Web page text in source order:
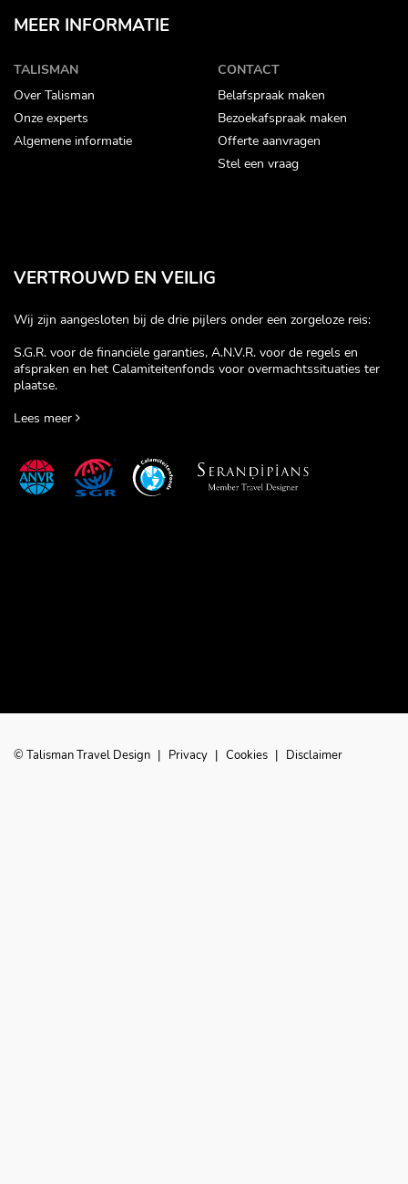
MEER INFORMATIE
TALISMAN
Over Talisman
Onze experts
Algemene informatie
CONTACT
Belafspraak maken
Bezoekafspraak maken
Offerte aanvragen
Stel een vraag
VERTROUWD EN VEILIG
Wij zijn aangesloten bij de drie pijlers onder een zorgeloze reis:
S.G.R. voor de financiële garanties, A.N.V.R. voor de regels en
afspraken en het Calamiteitenfonds voor overmachtssituaties ter
plaatse.
Lees meer
© Talisman Travel Design | Privacy | Cookies | Disclaimer